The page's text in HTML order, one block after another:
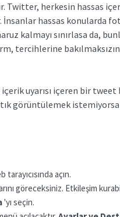
Twitter, herkesin hassas
İnsanlar hassas konularda
kalmayı sınırlasa da,
tercihlerine
uyarısı içeren bir
görüntülemek
açın.
göreceksiniz. Etkileşim
'yı seçin.